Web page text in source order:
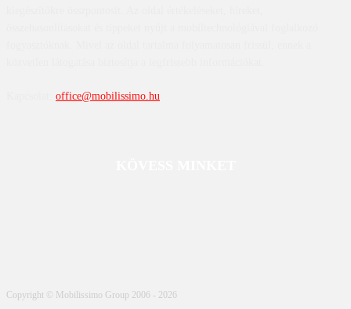
office@mobilissimo.hu
Copyright © Mobilissimo Group 2006 - 2026